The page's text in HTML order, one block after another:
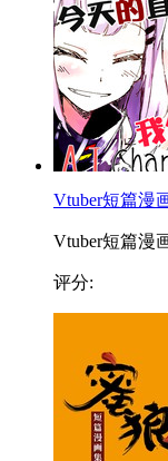
Vtuber短篇漫
Vtuber短篇漫
评分: